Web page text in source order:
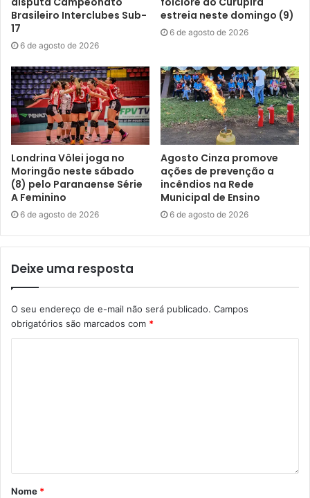
verdadeiramente inspiradores e motivadores para o nosso
time”, agradeceu o supervisor Maicon Freitas.Em 2024, o
receber patrocínio do Fundo Especial de Incentivo a
Projetos Esportivos (Feipe), gerido pela FEL.
Texto: Lucas Worobel sob supervisão dos jornalistas do
Núcleo de Comunicação da Prefeitura de Londrina
Etiquetas Curitiba esporte Flamengo jogo
londrina
Londrina Vôlei
Moringão partida
Brasileiro Interclubes Sub-
17
6 de agosto de 2026
estreia neste domingo (9)
6 de agosto de 2026
Londrina Vôlei joga no
Moringão neste sábado
(8) pelo Paranaense Série
A Feminino
6 de agosto de 2026
Agosto Cinza promove
ações de prevenção a
incêndios na Rede
Municipal de Ensino
6 de agosto de 2026
Deixe uma resposta
O seu endereço de e-mail não será publicado. Campos
obrigatórios são marcados com *
Nome *